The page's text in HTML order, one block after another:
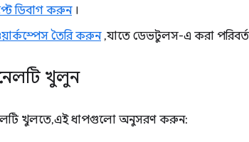
ডিবাগ করুন।
তৈরি করুন, যাতে ডেভটুলস-এ করা
খুলুন
খুলতে, এই ধাপগুলো অনুসরণ করুন: